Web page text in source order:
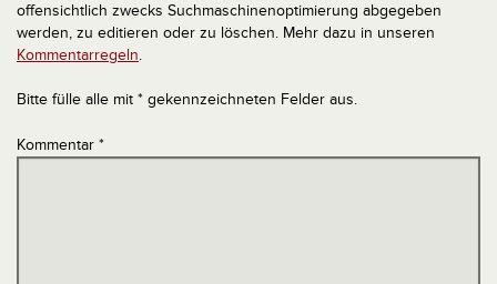
offensichtlich zwecks Suchmaschinenoptimierung abgegeben
werden, zu editieren oder zu löschen. Mehr dazu in unseren
Kommentarregeln.
Bitte fülle alle mit * gekennzeichneten Felder aus.
Kommentar *